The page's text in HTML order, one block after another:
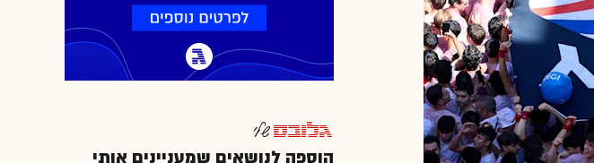
הוספה לנושאים שמעניינים אותי